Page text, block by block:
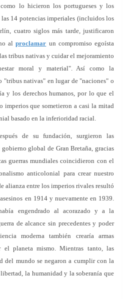
lo hicieron los portugueses y los
14 potencias imperiales (incluidos los
cuatro siglos más tarde, justificaron
alproclamar un compromiso egoísta
tribus nativas y cuidar el mejoramiento
moral y material". Así como la
"tribus nativas" en lugar de "naciones" o
y los derechos humanos, por lo que el
que sometieron a casi la mitad
basado en la inferioridad racial.
de su fundación, surgieron las
global de Gran Bretaña, gracias
guerras mundiales coincidieron con el
anticolonial para crear nuestro
alianza entre los imperios rivales resultó
en 1914 y nuevamente en 1939.
engendrado al acorazado y a la
de alcance sin precedentes y poder
moderna también crearía armas
el planeta mismo. Mientras tanto, las
del mundo se negaron a cumplir con la
la humanidad y la soberanía que